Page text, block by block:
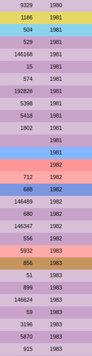
9329 1980
1186 1981
504 1981
529 1981
146168 1981
15 1981
574 1981
192826 1981
5398 1981
5418 1981
1802 1981
1981
1981
1982
712 1982
688 1982
146489 1982
680 1982
146347 1982
556 1982
5932 1983
856 1983
51 1983
899 1983
146624 1983
59 1983
3196 1983
5870 1983
915 1983